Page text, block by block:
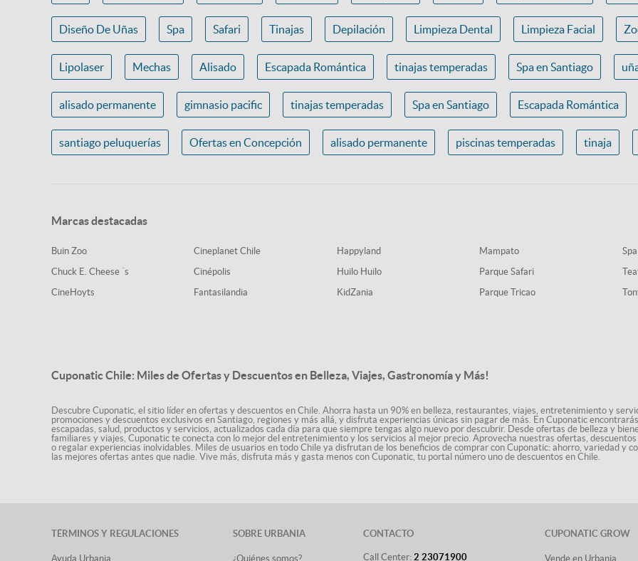
Diseño De Uñas Spa Safari Tinajas Depilación Limpieza Dental Limpieza Facial
Lipolaser Mechas Alisado Escapada Romántica tinajas temperadas Spa en Santiago
alisado permanente gimnasio pacific tinajas temperadas Spa en Santiago Escapada Romántica
santiago peluquerías Ofertas en Concepción alisado permanente piscinas temperadas tinaja
Marcas destacadas
Buin Zoo
Chuck E. Cheese ´s
CineHoyts
Cineplanet Chile
Cinépolis
Fantasilandia
Happyland
Huilo Huilo
KidZania
Mampato
Parque Safari
Parque Tricao
Cuponatic Chile: Miles de Ofertas y Descuentos en Belleza, Viajes, Gastronomía y Más!
Descubre Cuponatic, el sitio líder en ofertas y descuentos en Chile. Ahorra hasta un 90% en belleza, restaurantes, viajes, entretenimiento y
promociones y descuentos exclusivos en Santiago, regiones y más allá, y disfruta experiencias únicas sin pagar de más. En Cuponatic
escapadas, salud, productos y servicios, actualizados cada día para que siempre tengas algo nuevo por descubrir. Desde ofertas de belleza y
familiares y viajes, Cuponatic te conecta con lo mejor del entretenimiento y los servicios al mejor precio. Aprovecha nuestras ofertas,
o regalar experiencias inolvidables. Miles de usuarios en todo Chile ya disfrutan de los beneficios de comprar con Cuponatic: ahorro, variedad y
las mejores ofertas antes que nadie. Vive más, disfruta más y gasta menos con Cuponatic, tu portal número uno de descuentos en Chile.
TÉRMINOS Y REGULACIONES
Ayuda Urbania
SOBRE URBANIA
¿Quiénes somos?
CONTACTO
Call Center: 2 23071900
CUPONATIC GROW
Vende en Urbania